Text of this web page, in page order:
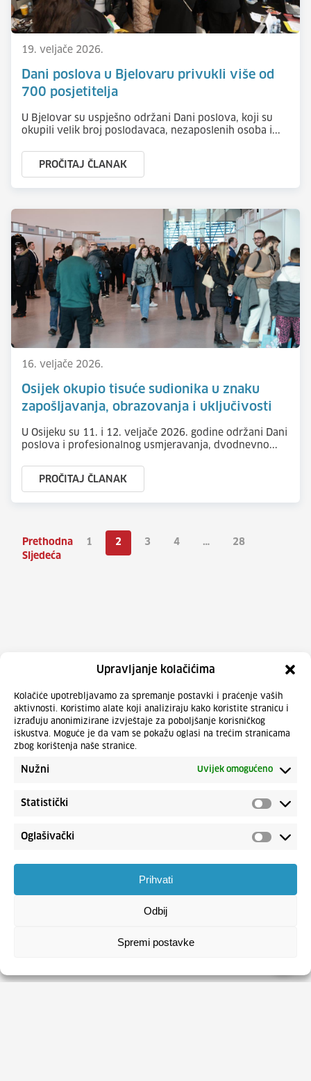
Upravljanje kolačićima
Kolačiće upotrebljavamo za spremanje postavki i praćenje vaših
aktivnosti. Koristimo alate koji analiziraju kako koristite stranicu i
izrađuju anonimizirane izvještaje za poboljšanje korisničkog
iskustva. Moguće je da vam se pokažu oglasi na trećim stranicama
zbog korištenja naše stranice.
Nužni Uvijek omogućeno
Statistički
Oglašivački
Prihvati
Odbij
Spremi postavke
19. veljače 2026.
Dani poslova u Bjelovaru privukli više od
700 posjetitelja
U Bjelovar su uspješno održani Dani poslova, koji su
okupili velik broj poslodavaca, nezaposlenih osoba i...
PROČITAJ ČLANAK
16. veljače 2026.
Osijek okupio tisuće sudionika u znaku
zapošljavanja, obrazovanja i uključivosti
U Osijeku su 11. i 12. veljače 2026. godine održani Dani
poslova i profesionalnog usmjeravanja, dvodnevno...
PROČITAJ ČLANAK
Prethodna 1 2 3 4 …
28
Sljedeća